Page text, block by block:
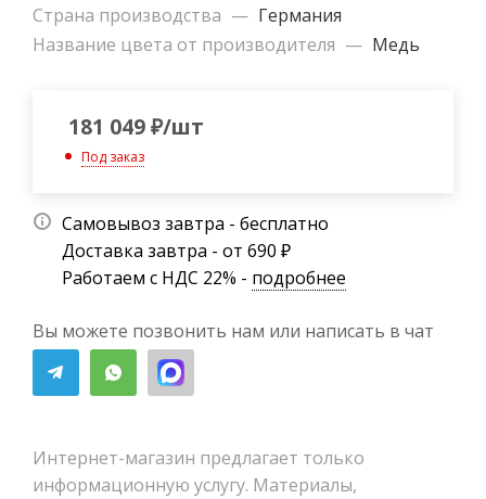
Страна производства — Германия
Название цвета от производителя — Медь
181 049₽/шт
Под заказ
Самовывоз завтра - бесплатно
Доставка завтра - от 690 ₽
Работаем с НДС 22% - подробнее
Вы можете позвонить нам или написать в чат
Интернет-магазин предлагает только
информационную услугу. Материалы,